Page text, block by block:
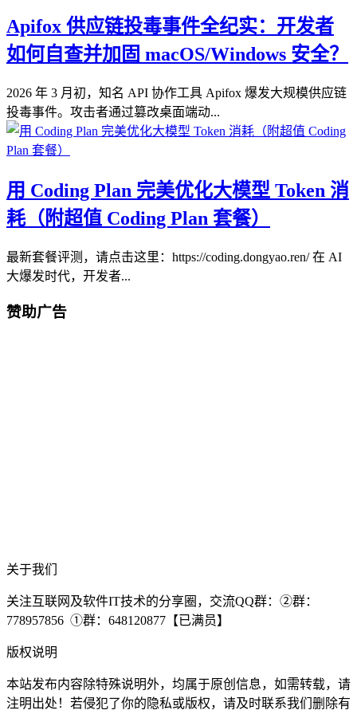
Apifox 供应链投毒事件全纪实：开发者
如何自查并加固 macOS/Windows 安全？
2026 年 3 月初，知名 API 协作工具 Apifox 爆发大规模供应链
投毒事件。攻击者通过篡改桌面端动...
用 Coding Plan 完美优化大模型 Token 消
耗（附超值 Coding Plan 套餐）
最新套餐评测，请点击这里：https://coding.dongyao.ren/ 在 AI
大爆发时代，开发者...
赞助广告
关于我们
关注互联网及软件IT技术的分享圈，交流QQ群：②群：
778957856 ①群：648120877【已满员】
版权说明
本站发布内容除特殊说明外，均属于原创信息，如需转载，请
注明出处！若侵犯了你的隐私或版权，请及时联系我们删除有